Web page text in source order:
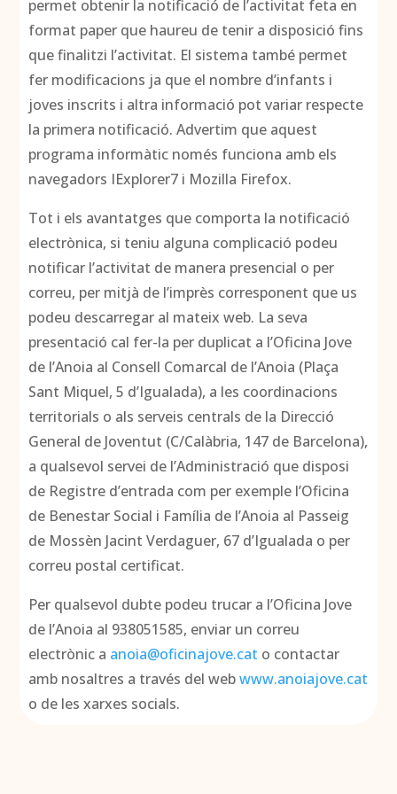
permet obtenir la notificació de l’activitat feta en
format paper que haureu de tenir a disposició fins
que finalitzi l’activitat. El sistema també permet
fer modificacions ja que el nombre d’infants i
joves inscrits i altra informació pot variar respecte
la primera notificació. Advertim que aquest
programa informàtic només funciona amb els
navegadors IExplorer7 i Mozilla Firefox.
Tot i els avantatges que comporta la notificació
electrònica, si teniu alguna complicació podeu
notificar l’activitat de manera presencial o per
correu, per mitjà de l’imprès corresponent que us
podeu descarregar al mateix web. La seva
presentació cal fer-la per duplicat a l’Oficina Jove
de l’Anoia al Consell Comarcal de l’Anoia (Plaça
Sant Miquel, 5 d’Igualada), a les coordinacions
territorials o als serveis centrals de la Direcció
General de Joventut (C/Calàbria, 147 de Barcelona),
a qualsevol servei de l’Administració que disposi
de Registre d’entrada com per exemple l’Oficina
de Benestar Social i Família de l’Anoia al Passeig
de Mossèn Jacint Verdaguer, 67 d’Igualada o per
correu postal certificat.
Per qualsevol dubte podeu trucar a l’Oficina Jove
de l’Anoia al 938051585, enviar un correu
electrònic a anoia@oficinajove.cat o contactar
amb nosaltres a través del webwww.anoiajove.cat
o de les xarxes socials.